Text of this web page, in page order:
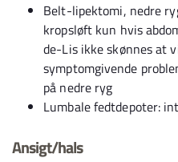
Belt-lipektomi, nedre
kropsløft kun hvis
de-Lis ikke skønnes at
symptomgivende
på nedre ryg
Lumbale fedtdepoter:
Ansigt/hals